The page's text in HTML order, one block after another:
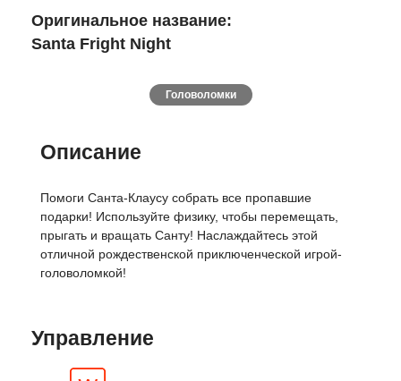
Оригинальное название:
Santa Fright Night
Головоломки
Описание
Помоги Санта-Клаусу собрать все пропавшие
подарки! Используйте физику, чтобы перемещать,
прыгать и вращать Санту! Наслаждайтесь этой
отличной рождественской приключенческой игрой-
головоломкой!
Управление